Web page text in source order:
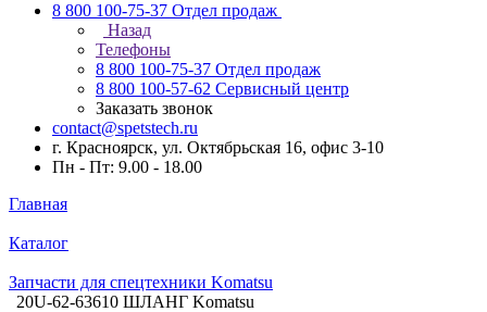
8 800 100-75-37 Отдел продаж
Назад
Телефоны
8 800 100-75-37 Отдел продаж
8 800 100-57-62 Сервисный центр
Заказать звонок
contact@spetstech.ru
г. Красноярск, ул. Октябрьская 16, офис 3-10
Пн - Пт: 9.00 - 18.00
Главная
Каталог
Запчасти для спецтехники Komatsu
20U-62-63610 ШЛАНГ Komatsu